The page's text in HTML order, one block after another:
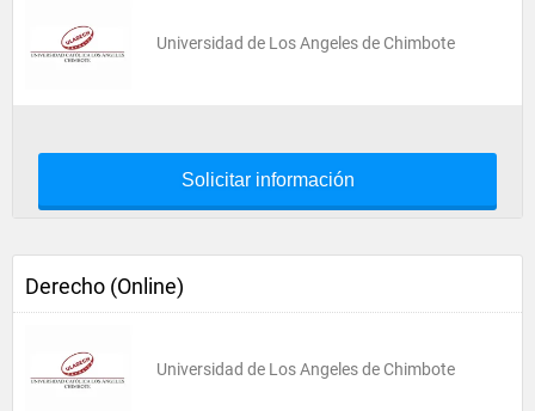
Universidad de Los Angeles de Chimbote
Solicitar información
Derecho (Online)
Universidad de Los Angeles de Chimbote